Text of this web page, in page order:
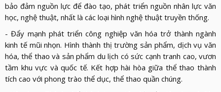
bảo đảm nguồn lực để đào tạo, phát triển nguồn nhân lực văn
học, nghệ thuật, nhất là các loại hình nghệ thuật truyền thống.
- Đẩy mạnh phát triển công nghiệp văn hóa trở thành ngành
kinh tế mũi nhọn. Hình thành thị trường sản phẩm, dịch vụ văn
hóa, thể thao và sản phẩm du lịch có sức cạnh tranh cao, vươn
tầm khu vực và quốc tế. Kết hợp hài hòa giữa thể thao thành
tích cao với phong trào thể dục, thể thao quần chúng.